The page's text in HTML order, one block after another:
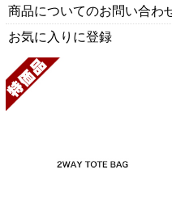
商品についてのお問い合わ
お気に入りに登録